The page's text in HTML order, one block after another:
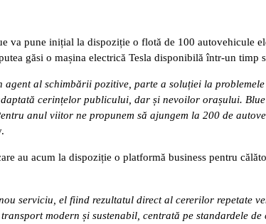
va pune inițial la dispoziție o flotă de 100 autovehicule
găsi o mașina electrică Tesla disponibilă într-un timp
al schimbării pozitive, parte a soluției la
cerințelor publicului, dar și nevoilor orașului.
anul viitor ne propunem să ajungem la 200 de
au acum la dispoziție o platformă business pentru
serviciu, el fiind rezultatul direct al cererilor
modern și sustenabil, centrată pe standardele